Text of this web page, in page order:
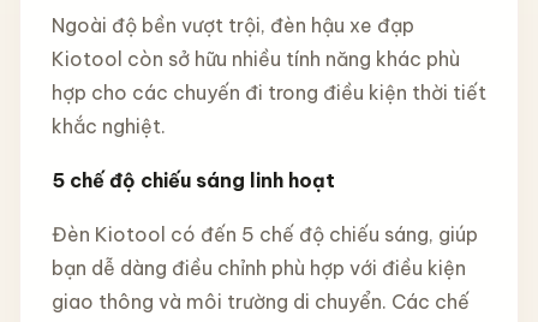
Ngoài độ bền vượt trội, đèn hậu xe đạp
Kiotool còn sở hữu nhiều tính năng khác phù
hợp cho các chuyến đi trong điều kiện thời tiết
khắc nghiệt.
5 chế độ chiếu sáng linh hoạt
Đèn Kiotool có đến 5 chế độ chiếu sáng, giúp
bạn dễ dàng điều chỉnh phù hợp với điều kiện
giao thông và môi trường di chuyển. Các chế